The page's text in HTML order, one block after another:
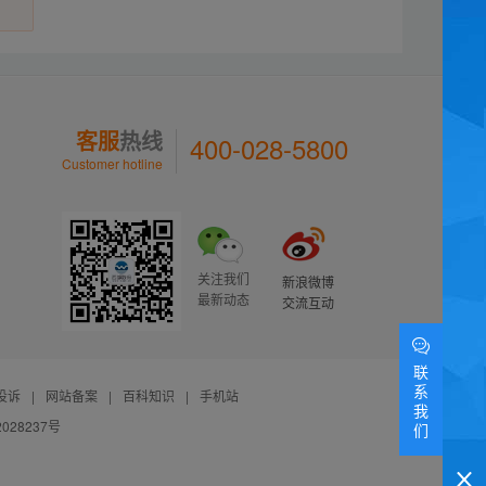
客服热线
Customer hotline 400-028-5800
关注我们
最新动态
新浪微博
交流互动
诉 | 网站备案 | 百科知识 |
手机站
号
联
系
我
们